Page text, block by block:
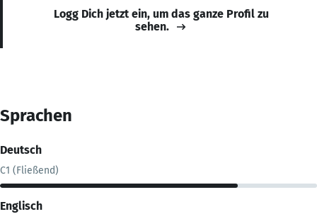
Logg Dich jetzt ein, um das ganze Profil zu
sehen.
Sprachen
Deutsch
C1 (Fließend)
Englisch